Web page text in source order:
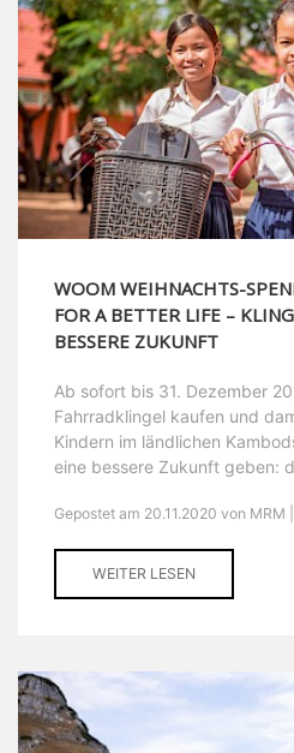
WOOM WEIHNACHTS-
FOR A BETTER LIFE –
BESSERE ZUKUNFT
Ab sofort bis 31. Dezember
Fahrradklingel kaufen und
Kindern im ländlichen
eine bessere Zukunft geben:
Gepostet am 20.11.2020 von MRM |
WEITER LESEN